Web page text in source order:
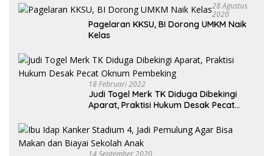
28 Agustus
2020
Pagelaran KKSU, BI Dorong UMKM Naik
Kelas
18 Februari 2022
Judi Togel Merk TK Diduga Dibekingi
Aparat, Praktisi Hukum Desak Pecat